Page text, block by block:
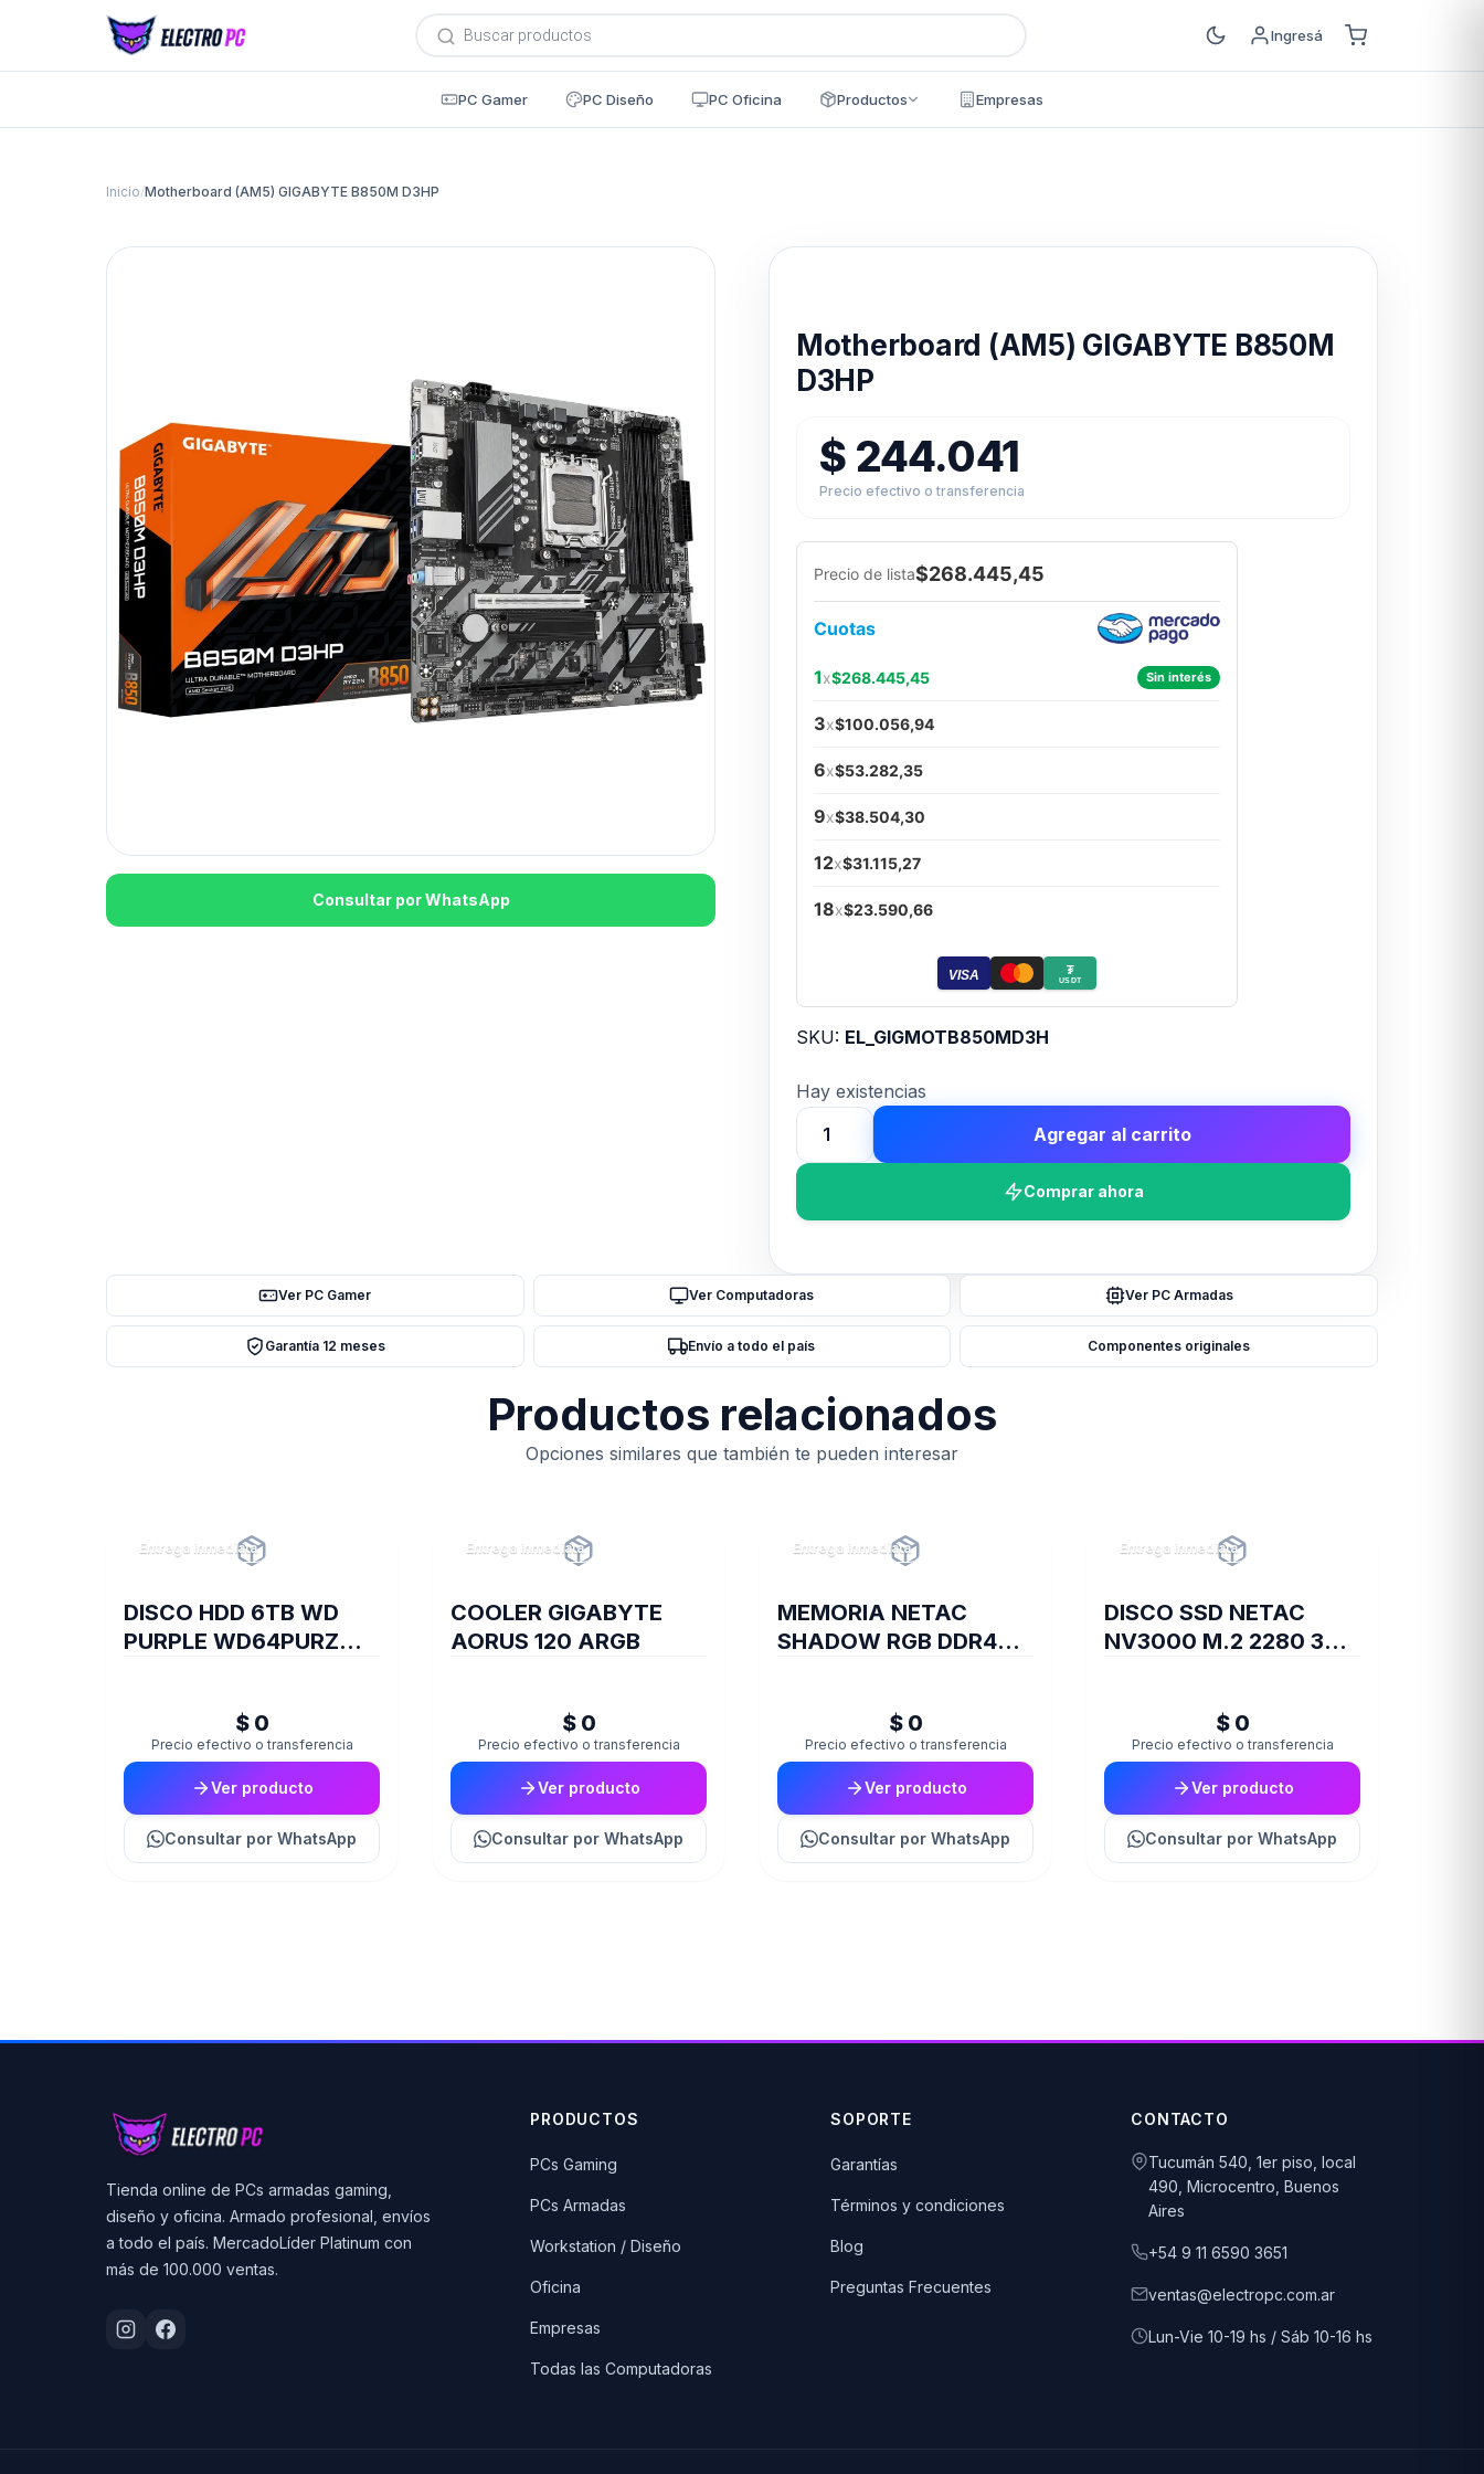
Búsqueda
de
productos
Ingresá
PC Gamer PC Diseño PC Oficina Productos Empresas
Inicio/Motherboard (AM5) GIGABYTE B850M D3HP
Consultar por WhatsApp
Motherboard (AM5) GIGABYTE B850M
D3HP
$ 244.041
Precio efectivo o transferencia
Precio de lista$268.445,45
Cuotas
1x$268.445,45 Sin interés
3x$100.056,94
6x$53.282,35
9x$38.504,30
12x$31.115,27
18x$23.590,66
VISA ₮
USDT
SKU: EL_GIGMOTB850MD3H
Hay existencias
Motherboard
(AM5)
Agregar al carrito
Comprar ahora
Ver PC Gamer Ver Computadoras Ver PC Armadas
Garantía 12 meses Envío a todo el país Componentes originales
Productos relacionados
Opciones similares que también te pueden interesar
Entrega inmediata
DISCO HDD 6TB WD
PURPLE WD64PURZ
$ 0
Precio efectivo o transferencia
Ver producto
Consultar por WhatsApp
Entrega inmediata
COOLER GIGABYTE
AORUS 120 ARGB
$ 0
Precio efectivo o transferencia
Ver producto
Consultar por WhatsApp
Entrega inmediata
MEMORIA NETAC
SHADOW RGB DDR4
$ 0
Precio efectivo o transferencia
Ver producto
Consultar por WhatsApp
Entrega inmediata
DISCO SSD NETAC
NV3000 M.2 2280 3D
$ 0
Precio efectivo o transferencia
Ver producto
Consultar por WhatsApp
Tienda online de PCs armadas gaming,
diseño y oficina. Armado profesional, envíos
a todo el país. MercadoLíder Platinum con
más de 100.000 ventas.
PRODUCTOS
PCs Gaming
PCs Armadas
Workstation / Diseño
Oficina
Empresas
Todas las Computadoras
SOPORTE
Garantías
Términos y condiciones
Blog
Preguntas Frecuentes
CONTACTO
Tucumán 540, 1er piso, local
490, Microcentro, Buenos
Aires
+54 9 11 6590 3651
ventas@electropc.com.ar
Lun-Vie 10-19 hs / Sáb 10-16 hs